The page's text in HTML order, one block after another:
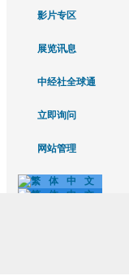
影片专区
展览讯息
中经社全球通
立即询问
网站管理